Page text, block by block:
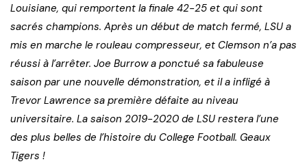
Louisiane, qui remportent la finale 42-25 et qui sont
sacrés champions. Après un début de match fermé, LSU a
mis en marche le rouleau compresseur, et Clemson n’a pas
réussi à l’arrêter. Joe Burrow a ponctué sa fabuleuse
saison par une nouvelle démonstration, et il a infligé à
Trevor Lawrence sa première défaite au niveau
universitaire. La saison 2019-2020 de LSU restera l’une
des plus belles de l’histoire du College Football. Geaux
Tigers !